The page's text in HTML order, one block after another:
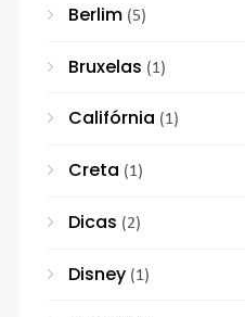
Berlim (5)
Bruxelas (1)
Califórnia (1)
Creta (1)
Dicas (2)
Disney (1)